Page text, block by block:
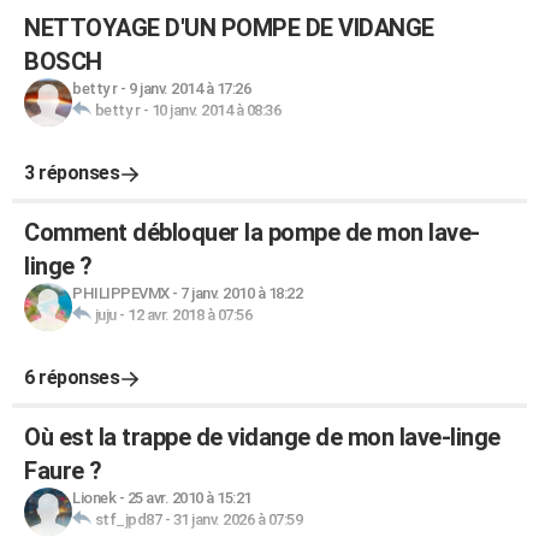
NETTOYAGE D'UN POMPE DE VIDANGE
BOSCH
betty r- 9 janv. 2014 à 17:26
betty r- 10 janv. 2014 à 08:36
3 réponses
Comment débloquer la pompe de mon lave-
linge ?
PHILIPPEVMX- 7 janv. 2010 à 18:22
juju- 12 avr. 2018 à 07:56
6 réponses
Où est la trappe de vidange de mon lave-linge
Faure ?
Lionek- 25 avr. 2010 à 15:21
stf_jpd87- 31 janv. 2026 à 07:59